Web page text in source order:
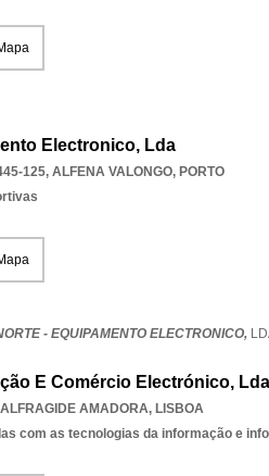
Electronico, Lda
125, ALFENA VALONGO, PORTO
- EQUIPAMENTO ELECTRONICO,
E Comércio Electrónico, Lda
ALFRAGIDE AMADORA, LISBOA
com as tecnologias da informação e